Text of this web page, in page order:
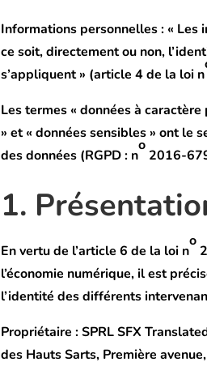
Informations personnelles : « Les
ce soit, directement ou non,
s’appliquent » (article 4 de la loi n
Les termes « données à
» et « données sensibles » ont le
des données (RGPD : n
o
2016-
1.
En vertu de l’article 6 de la loi n
o
l’économie numérique, il est
l’identité des différents
Propriétaire : SPRL SFX
des Hauts Sarts, Première